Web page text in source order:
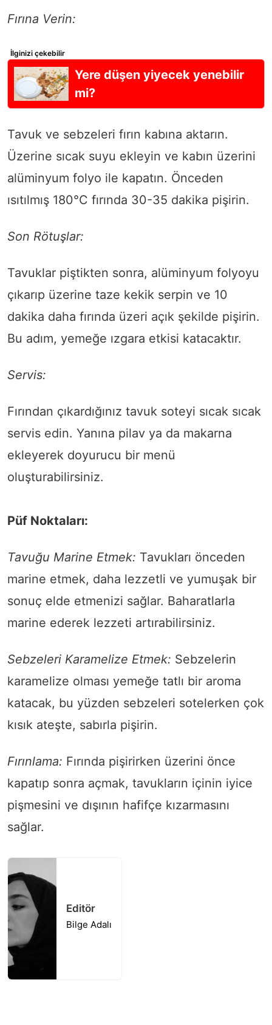
Fırına Verin:
İlginizi çekebilir
Yere düşen yiyecek yenebilir
mi?
Tavuk ve sebzeleri fırın kabına aktarın.
Üzerine sıcak suyu ekleyin ve kabın üzerini
alüminyum folyo ile kapatın. Önceden
ısıtılmış 180°C fırında 30-35 dakika pişirin.
Son Rötuşlar:
Tavuklar piştikten sonra, alüminyum folyoyu
çıkarıp üzerine taze kekik serpin ve 10
dakika daha fırında üzeri açık şekilde pişirin.
Bu adım, yemeğe ızgara etkisi katacaktır.
Servis:
Fırından çıkardığınız tavuk soteyi sıcak sıcak
servis edin. Yanına pilav ya da makarna
ekleyerek doyurucu bir menü
oluşturabilirsiniz.
Püf Noktaları:
Tavuğu Marine Etmek: Tavukları önceden
marine etmek, daha lezzetli ve yumuşak bir
sonuç elde etmenizi sağlar. Baharatlarla
marine ederek lezzeti artırabilirsiniz.
Sebzeleri Karamelize Etmek: Sebzelerin
karamelize olması yemeğe tatlı bir aroma
katacak, bu yüzden sebzeleri sotelerken çok
kısık ateşte, sabırla pişirin.
Fırınlama: Fırında pişirirken üzerini önce
kapatıp sonra açmak, tavukların içinin iyice
pişmesini ve dışının hafifçe kızarmasını
sağlar.
Editör
Bilge Adalı